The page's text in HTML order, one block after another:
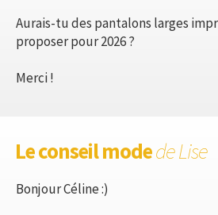
Aurais-tu des pantalons larges
proposer pour 2026 ?
Merci !
Le conseil modede Lise
Bonjour Céline :)